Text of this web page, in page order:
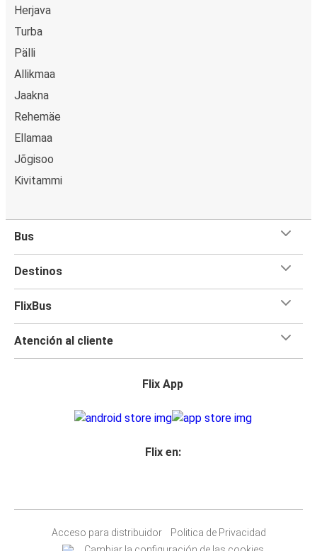
Herjava
Turba
Pälli
Allikmaa
Jaakna
Rehemäe
Ellamaa
Jõgisoo
Kivitammi
Bus
Destinos
FlixBus
Atención al cliente
Flix App
Flix en:
Acceso para distribuidor
Politica de Privacidad